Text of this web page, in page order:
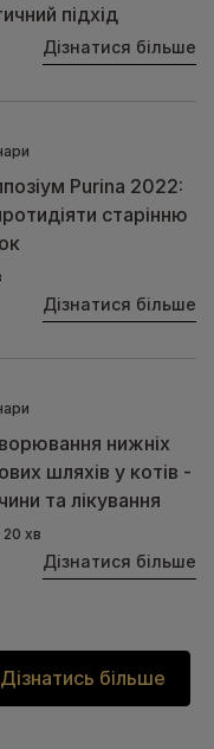
підхід
Дізнатися більше
Purina 2022:
старінню
Дізнатися більше
нижніх
шляхів у котів -
та лікування
20 хв
Дізнатися більше
Дізнатись більше